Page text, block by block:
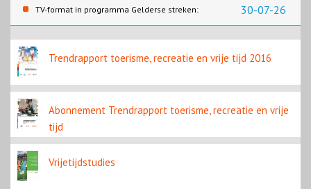
zichtbaar in eerste resultaten 2026
30-07-26
TV-format in programma Gelderse streken:
Rondje Gelderland
Trendrapport toerisme, recreatie en vrije tijd 2016
Abonnement Trendrapport toerisme, recreatie en vrije
tijd
Vrijetijdstudies